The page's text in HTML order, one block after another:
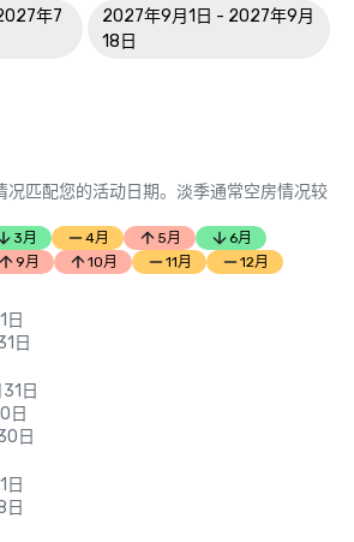
年7
2027年9月1日 - 2027年9月
18日
况匹配您的活动日期。淡季通常空房情况较
3月 4月 5月
6月
9月 10月 11月 12月
日
日
日
日
日
日
日